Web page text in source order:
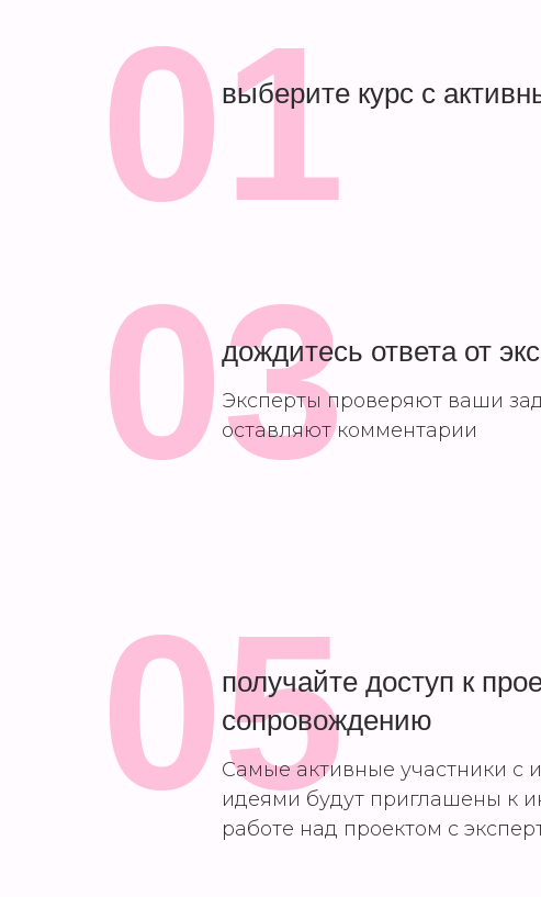
выберите курс с
01
дождитесь ответа от
Эксперты проверяют ваши
оставляют комментарии
03
получайте доступ к
сопровождению
Самые активные участники с
идеями будут приглашены к
работе над проектом с
05